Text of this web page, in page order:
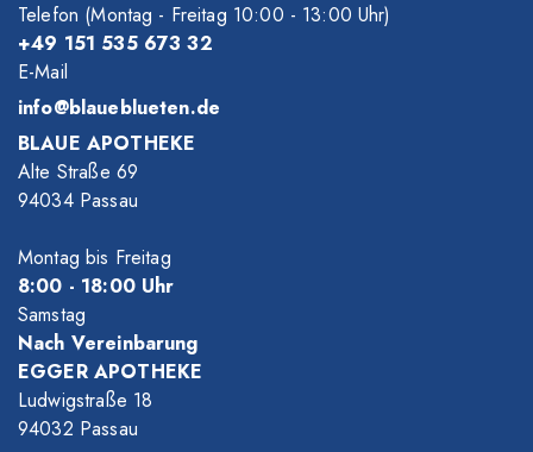
Telefon (Montag - Freitag 10:00 - 13:00 Uhr)
+49 151 535 673 32
E-Mail
info@blaueblueten.de
BLAUE APOTHEKE
Alte Straße 69
94034 Passau
Montag bis Freitag
8:00 - 18:00Uhr
Samstag
Nach Vereinbarung
EGGER APOTHEKE
Ludwigstraße 18
94032 Passau